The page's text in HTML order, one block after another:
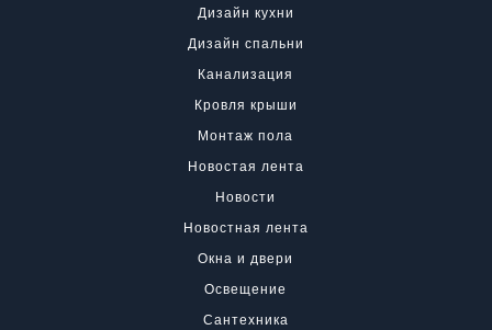
Дизайн кухни
Дизайн спальни
Канализация
Кровля крыши
Монтаж пола
Новостая лента
Новости
Новостная лента
Окна и двери
Освещение
Сантехника